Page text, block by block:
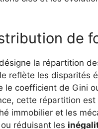
de
désigne la répartition
reflète les disparités
le coefficient de Gini
cette répartition
immobilier et les
réduisant les